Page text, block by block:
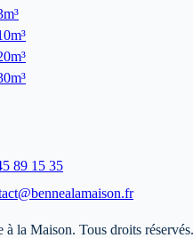
89 15 35
à la Maison. Tous droits réservés.